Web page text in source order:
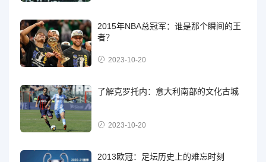
2015年NBA总冠军：谁是那个瞬间的王
者？
2023-10-20
了解克罗托内：意大利南部的文化古城
2023-10-20
2013欧冠：足坛历史上的难忘时刻